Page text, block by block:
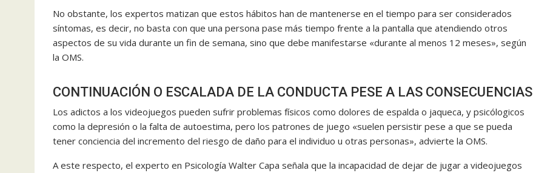
No obstante, los expertos matizan que estos hábitos han de mantenerse en el tiempo para ser considerados
síntomas, es decir, no basta con que una persona pase más tiempo frente a la pantalla que atendiendo otros
aspectos de su vida durante un fin de semana, sino que debe manifestarse «durante al menos 12 meses», según
la OMS.
CONTINUACIÓN O ESCALADA DE LA CONDUCTA PESE A LAS CONSECUENCIAS
Los adictos a los videojuegos pueden sufrir problemas físicos como dolores de espalda o jaqueca, y psicólogicos
como la depresión o la falta de autoestima, pero los patrones de juego «suelen persistir pese a que se pueda
tener conciencia del incremento del riesgo de daño para el individuo u otras personas», advierte la OMS.
A este respecto, el experto en Psicología Walter Capa señala que la incapacidad de dejar de jugar a videojuegos